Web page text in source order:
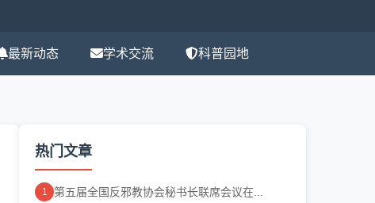
最新动态 学术交流 科普园地
热门文章
1 第五届全国反邪教协会秘书长联席会议在...